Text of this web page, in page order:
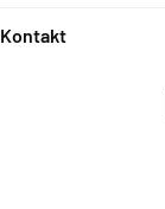
Kontakt